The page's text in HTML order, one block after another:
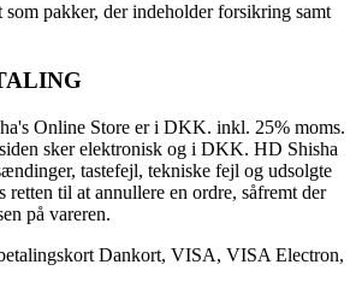
pakker, der indeholder forsikring samt
Online Store er i DKK. inkl. 25% moms.
sker elektronisk og i DKK. HD Shisha
tastefejl, tekniske fejl og udsolgte
retten til at annullere en ordre, såfremt der
på vareren.
Dankort, VISA, VISA Electron,